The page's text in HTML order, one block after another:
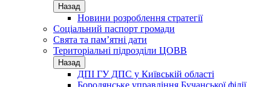
Назад
Новини розроблення стратегії
Соціальний паспорт громади
Свята та пам’ятні дати
Територіальні підрозділи ЦОВВ
Назад
ДПІ ГУ ДПС у Київській області
Бородянське управління Бучанської філії